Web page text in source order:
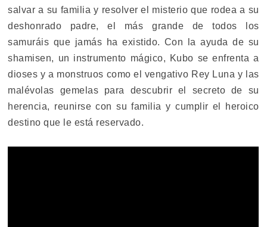
salvar a su familia y resolver el misterio que rodea a su
deshonrado padre, el más grande de todos los
samuráis que jamás ha existido. Con la ayuda de su
shamisen, un instrumento mágico, Kubo se enfrenta a
dioses y a monstruos como el vengativo Rey Luna y las
malévolas gemelas para descubrir el secreto de su
herencia, reunirse con su familia y cumplir el heroico
destino que le está reservado.